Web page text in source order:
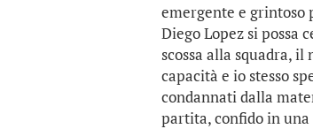
emergente e grintoso
Diego Lopez si possa
scossa alla squadra,
capacità e io stesso
condannati dalla
partita, confido in